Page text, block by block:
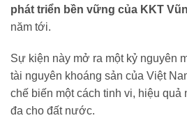
phát triển bền vững của KKT
năm tới.
Sự kiện này mở ra một kỷ nguyên
tài nguyên khoáng sản của Việt
chế biến một cách tinh vi, hiệu quả
đa cho đất nước.